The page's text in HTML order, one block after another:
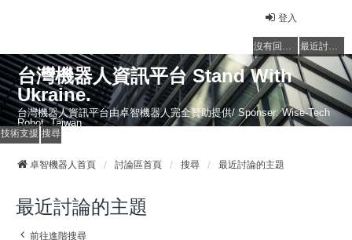
登入
沒有回覆的主題 最近討論的主題
台灣機器人資訊平台 Stand With
Ukraine.
台灣機器人資訊平台由卓智機器人完全贊助提供/ Sponser: Wise-Tech
Robot, Taiwan
技術支援 搜尋
卓智機器人首頁 討論區首頁 搜尋 最近討論的主題
最近討論的主題
前往進階搜尋